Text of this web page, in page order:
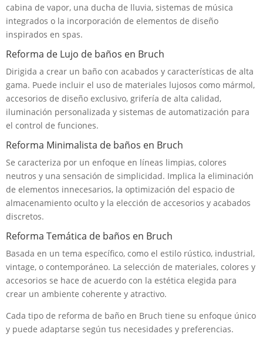
cabina de vapor, una ducha de lluvia, sistemas de música
integrados o la incorporación de elementos de diseño
inspirados en spas.
Reforma de Lujo de baños en Bruch
Dirigida a crear un baño con acabados y características de alta
gama. Puede incluir el uso de materiales lujosos como mármol,
accesorios de diseño exclusivo, grifería de alta calidad,
iluminación personalizada y sistemas de automatización para
el control de funciones.
Reforma Minimalista de baños en Bruch
Se caracteriza por un enfoque en líneas limpias, colores
neutros y una sensación de simplicidad. Implica la eliminación
de elementos innecesarios, la optimización del espacio de
almacenamiento oculto y la elección de accesorios y acabados
discretos.
Reforma Temática de baños en Bruch
Basada en un tema específico, como el estilo rústico, industrial,
vintage, o contemporáneo. La selección de materiales, colores y
accesorios se hace de acuerdo con la estética elegida para
crear un ambiente coherente y atractivo.
Cada tipo de reforma de baño en Bruch tiene su enfoque único
y puede adaptarse según tus necesidades y preferencias.